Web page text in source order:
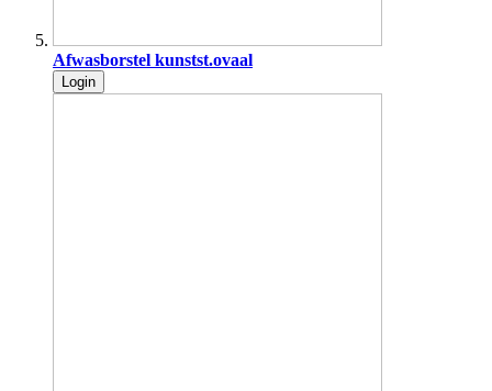
Afwasborstel kunstst.ovaal
Login